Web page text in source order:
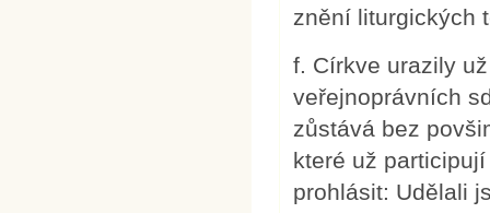
znění liturgických
f. Církve urazily
veřejnoprávních
zůstává bez
které už
prohlásit: Udělali